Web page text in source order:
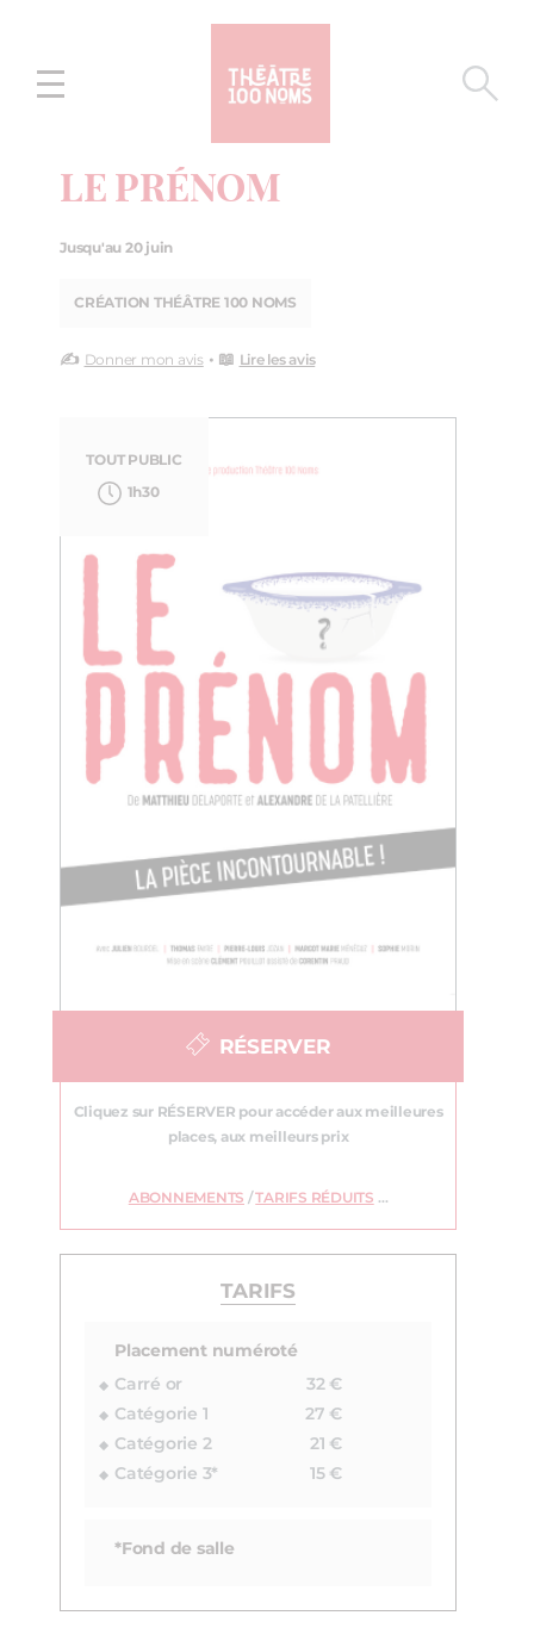
menu
LE PRÉNOM
Jusqu'au 20 juin
CRÉATION THÉÂTRE 100 NOMS
✍️ Donner mon avis• 📖 Lire les avis
TOUT PUBLIC
1h30
RÉSERVER
Cliquez sur RÉSERVER pour accéder aux meilleures
places, aux meilleurs prix
ABONNEMENTS /TARIFS RÉDUITS …
TARIFS
Placement numéroté
Carré or
32 €
Catégorie 1
27 €
Catégorie 2
21 €
Catégorie 3*
15 €
*Fond de salle